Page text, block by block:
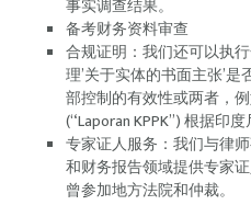
事实调查结果。
备考财务资料审查
合规证明：我们还可以执
理’关于实体的书面主张’
部控制的有效性或两者，
(“Laporan KPPK”) 根据印
专家证人服务：我们与律
和财务报告领域提供专家
曾参加地方法院和仲裁。